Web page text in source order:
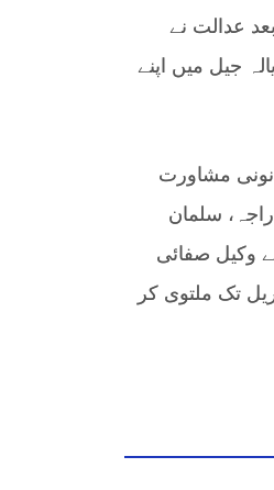
عدالت نے
جیل میں اپنے
مشاورت
سلمان
وکیل صفائی
دلائل سننے کے بعد پراسیکیوشن سے جواب طلب کر لیا ہے اور مزید سماعت 7 اپریل تک ملتوی کر